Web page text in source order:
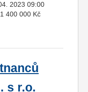
2023 09:00
400 000 Kč
s r.o.